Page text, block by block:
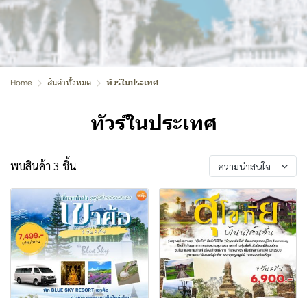
Home สินค้าทั้งหมด ทัวร์ในประเทศ
ทัวร์ในประเทศ
พบสินค้า 3 ชิ้น ความน่าสนใจ